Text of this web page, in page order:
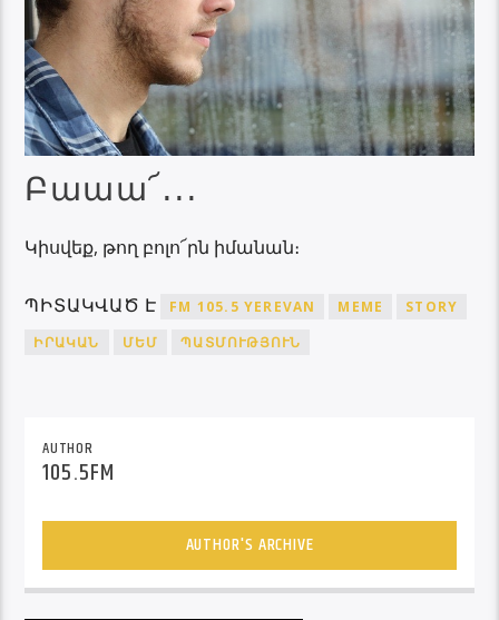
Բաաա՜․․․
Կիսվեք, թող բոլո՜րն իմանան։
ՊԻՏԱԿՎԱԾ Է FM 105.5 YEREVAN MEME
STORY
ԻՐԱԿԱՆ
ՄԵՄ ՊԱՏՄՈՒԹՅՈՒՆ
AUTHOR
105.5FM
AUTHOR'S ARCHIVE